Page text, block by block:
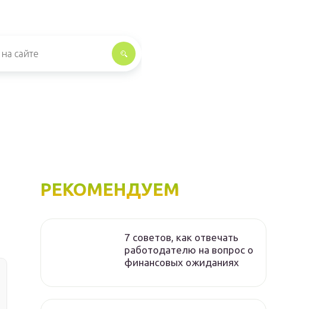
РЕКОМЕНДУЕМ
7 советов, как отвечать
работодателю на вопрос о
финансовых ожиданиях